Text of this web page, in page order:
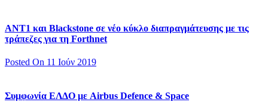
ΑΝΤ1 και Blackstone σε νέο κύκλο διαπραγμάτευσης με τις
τράπεζες για τη Forthnet
Posted On 11 Ιούν 2019
Συμφωνία ΕΛΔΟ με Airbus Defence & Space